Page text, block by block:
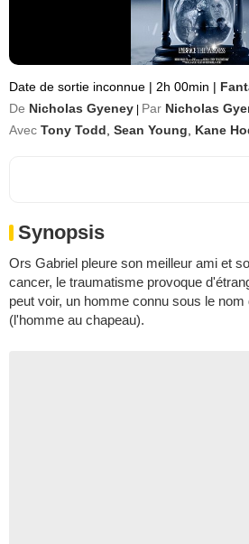
Date de sortie inconnue | 2h 00min |
De Nicholas Gyeney Par Nicholas
Avec Tony Todd Sean Young Kane
Synopsis
Ors Gabriel pleure son meilleur ami et
cancer, le traumatisme provoque
peut voir, un homme connu sous le
(l'homme au chapeau).